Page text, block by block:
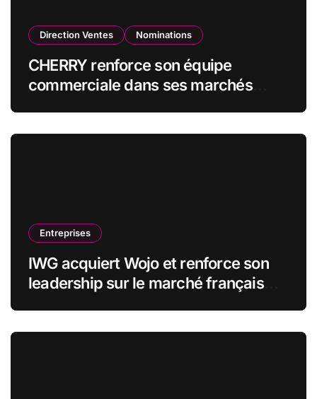
Direction Ventes Nominations
CHERRY renforce son équipe
commerciale dans ses marchés
Entreprises
IWG acquiert Wojo et renforce son
leadership sur le marché français